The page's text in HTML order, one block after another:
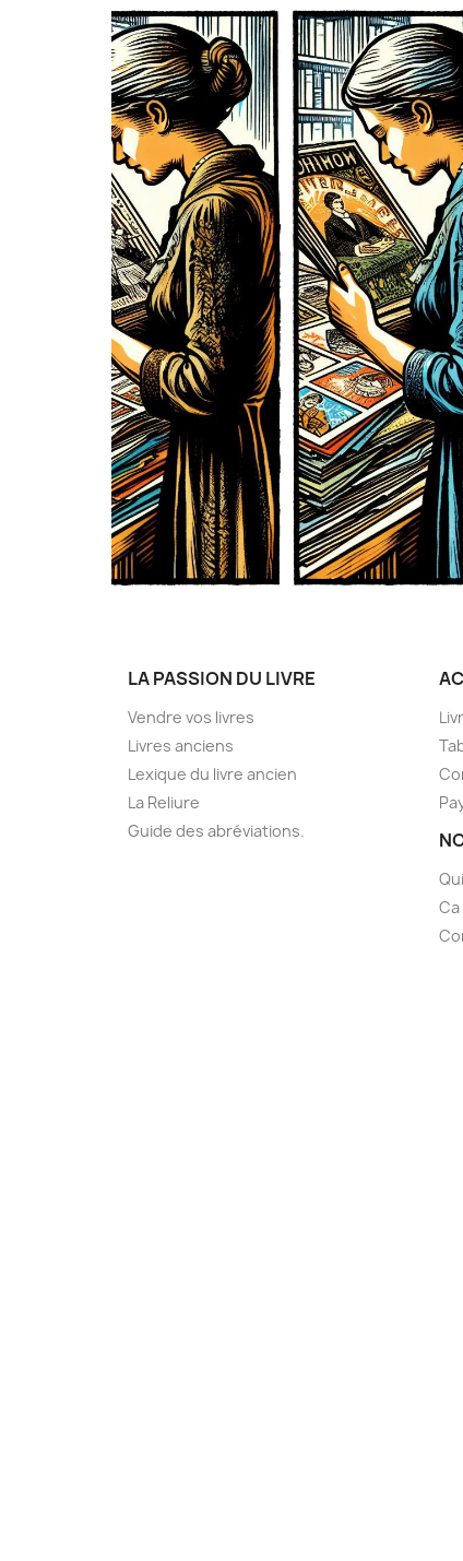
LA PASSION DU LIVRE
Vendre vos livres
Livres anciens
Lexique du livre ancien
La Reliure
Guide des abréviations.